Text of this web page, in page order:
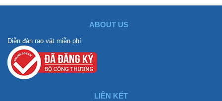
ABOUT US
Diễn đàn rao vặt miễn phí
LIÊN KẾT